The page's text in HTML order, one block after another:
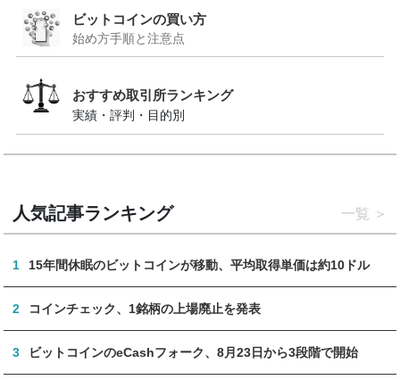
ビットコインの買い方
始め方手順と注意点
おすすめ取引所ランキング
実績・評判・目的別
人気記事ランキング 一覧
1 15年間休眠のビットコインが移動、平均取得単価は約10ドル
2 コインチェック、1銘柄の上場廃止を発表
3 ビットコインのeCashフォーク、8月23日から3段階で開始